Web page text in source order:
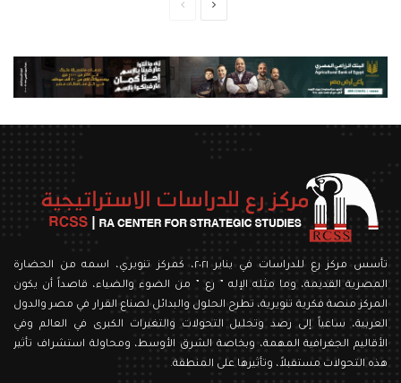
الصفحةالصفحة
تأسس مركز رع للدراسات في يناير ٢٠٢١، كمركز تنويري، اسمه من الحضارة
المصرية القديمة، وما مثله الإله ” رع ” من الضوء والضياء، قاصداً أن يكون
المركز منصة فكرية تنويرية، تطرح الحلول والبدائل لصناع القرار في مصر والدول
العربية، ساعياً إلى رصد وتحليل التحولات والتغيرات الكبرى في العالم وفي
الأقاليم الجغرافية المهمة، وبخاصة الشرق الأوسط، ومحاولة استشراف تأثير
هذه التحولات مستقبلاً، وتأثيرها على المنطقة.